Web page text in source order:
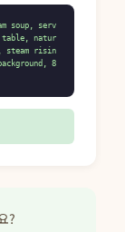
soup, serv
table, natur
steam risin
8
?